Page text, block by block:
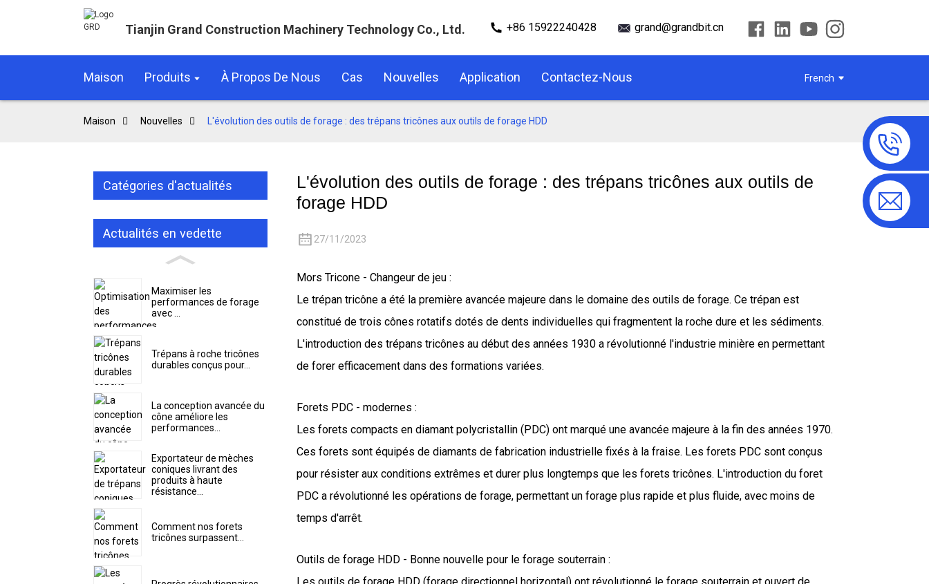
Tianjin Grand Construction Machinery Technology Co., Ltd. +86 15922240428 grand@grandbit.cn
Maison Produits À Propos De Nous Cas Nouvelles Application Contactez-Nous French
Maison Nouvelles L'évolution des outils de forage : des trépans tricônes aux outils de forage HDD
Catégories d'actualités
Actualités en vedette
Maximiser les
performances de forage
avec ...
Trépans à roche tricônes
durables conçus pour...
La conception avancée du
cône améliore les
performances...
Exportateur de mèches
coniques livrant des
produits à haute
résistance...
Comment nos forets
tricônes surpassent...
L'évolution des outils de forage : des trépans tricônes aux outils de
forage HDD
27/11/2023
Mors Tricone - Changeur de jeu :
Le trépan tricône a été la première avancée majeure dans le domaine des outils de forage. Ce trépan est
constitué de trois cônes rotatifs dotés de dents individuelles qui fragmentent la roche dure et les sédiments.
L'introduction des trépans tricônes au début des années 1930 a révolutionné l'industrie minière en permettant
de forer efficacement dans des formations variées.
Forets PDC - modernes :
Les forets compacts en diamant polycristallin (PDC) ont marqué une avancée majeure à la fin des années 1970.
Ces forets sont équipés de diamants de fabrication industrielle fixés à la fraise. Les forets PDC sont conçus
pour résister aux conditions extrêmes et durer plus longtemps que les forets tricônes. L'introduction du foret
PDC a révolutionné les opérations de forage, permettant un forage plus rapide et plus fluide, avec moins de
temps d'arrêt.
Outils de forage HDD - Bonne nouvelle pour le forage souterrain :